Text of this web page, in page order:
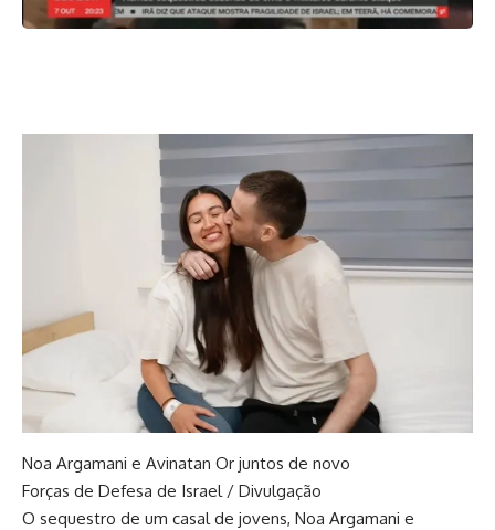
Noa Argamani e Avinatan Or juntos de novo
Forças de Defesa de Israel / Divulgação
O sequestro de um casal de jovens, Noa Argamani e